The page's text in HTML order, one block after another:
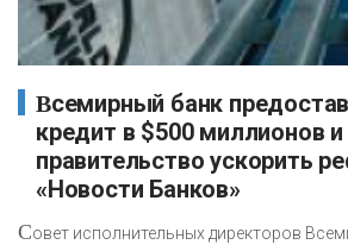
Всемирный банк предоставил Украине
кредит в $500 миллионов и
правительство ускорить
«Новости Банков»
Совет исполнительных директоров